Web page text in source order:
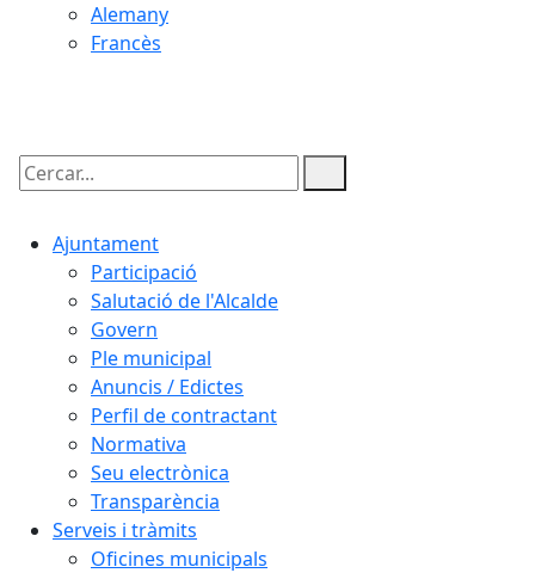
Alemany
Francès
Cercar:
Ajuntament
Participació
Salutació de l'Alcalde
Govern
Ple municipal
Anuncis / Edictes
Perfil de contractant
Normativa
Seu electrònica
Transparència
Serveis i tràmits
Oficines municipals